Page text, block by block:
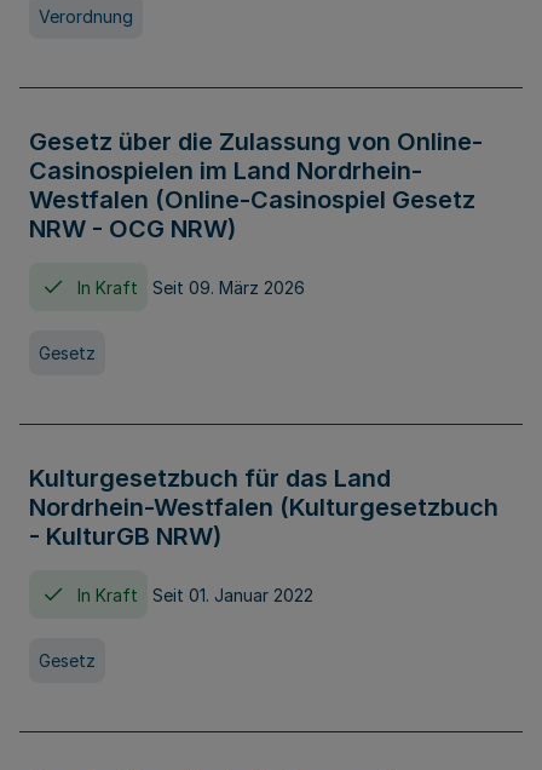
Verordnung
Gesetz über die Zulassung von Online-
Casinospielen im Land Nordrhein-
Westfalen (Online-Casinospiel Gesetz
NRW - OCG NRW)
In Kraft Seit 09. März 2026
Gesetz
Kulturgesetzbuch für das Land
Nordrhein-Westfalen (Kulturgesetzbuch
- KulturGB NRW)
In Kraft Seit 01. Januar 2022
Gesetz